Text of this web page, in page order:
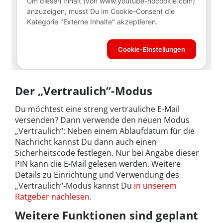
Der „Vertraulich“-Modus
Du möchtest eine streng vertrauliche E-Mail
versenden? Dann verwende den neuen Modus
„Vertraulich“: Neben einem Ablaufdatum für die
Nachricht kannst Du dann auch einen
Sicherheitscode festlegen. Nur bei Angabe dieser
PIN kann die E-Mail gelesen werden. Weitere
Details zu Einrichtung und Verwendung des
„Vertraulich“-Modus kannst Du in unserem
Ratgeber nachlesen.
Weitere Funktionen sind geplant